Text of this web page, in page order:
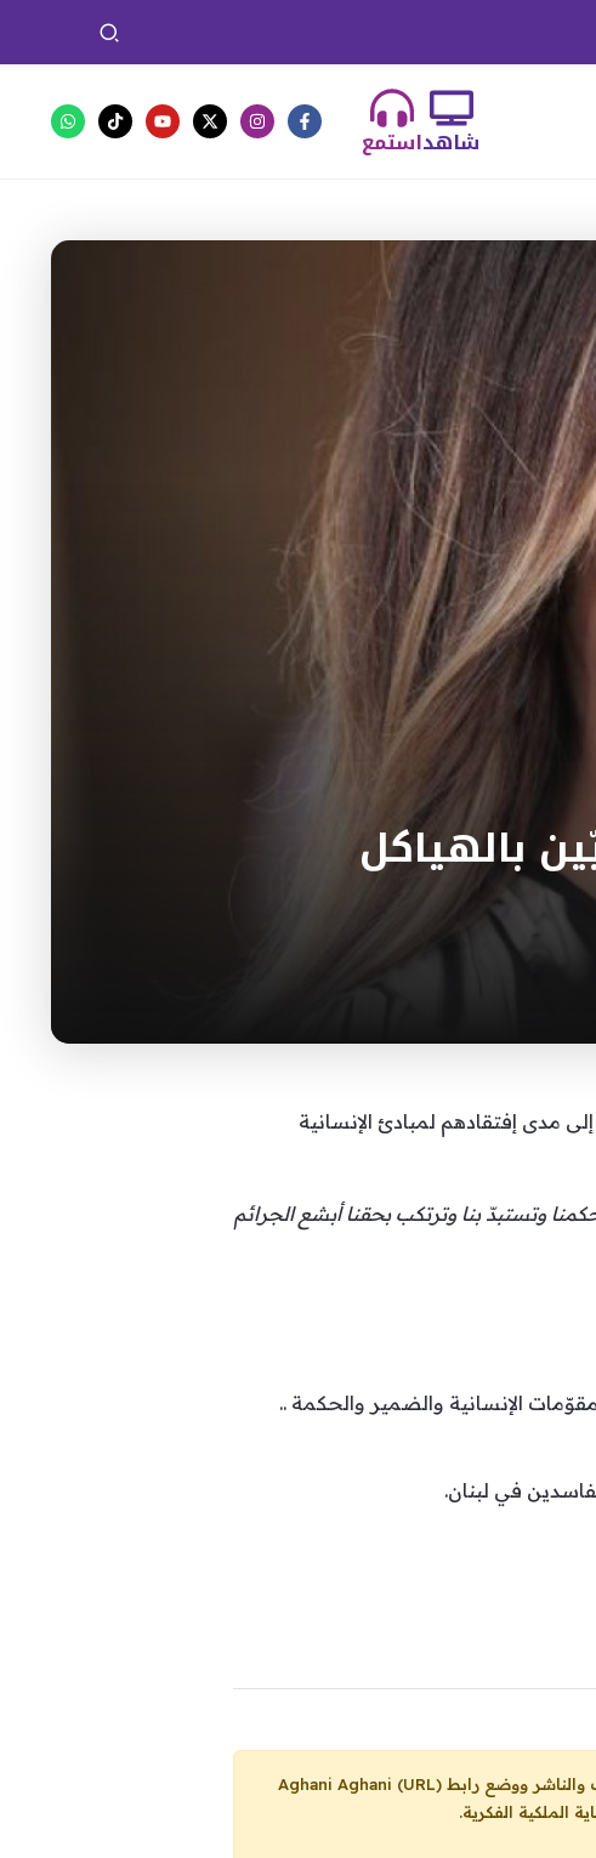
استمعشاهد
بالهياكل
مدى إفتقادهم لمبادئ الإنسانية
وتستبدّ بنا وترتكب بحقنا أبشع الجرائم
الإنسانية والضمير والحكمة ..
في لبنان.
Aghani Aghani (URL)
الملكية الفكرية.